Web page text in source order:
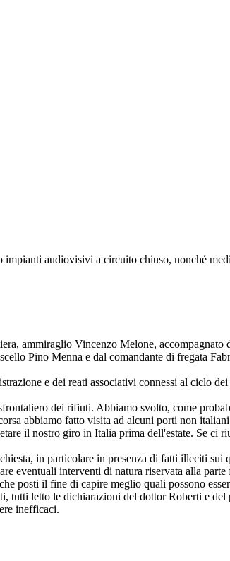
audiovisivi a circuito chiuso, nonché
ammiraglio Vincenzo Melone, accompagnato
Pino Menna e dal comandante di fregata
e dei reati associativi connessi al ciclo
dei rifiuti. Abbiamo svolto, come
abbiamo fatto visita ad alcuni porti non
il nostro giro in Italia prima dell'estate. Se ci
in particolare in presenza di fatti illeciti sui
eventuali interventi di natura riservata alla parte
posti il fine di capire meglio quali possono
tutti letto le dichiarazioni del dottor Roberti e del
inefficaci.